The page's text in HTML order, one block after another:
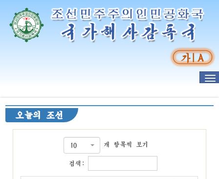
오늘의 조선
10 개 항목씩 보기
검색: